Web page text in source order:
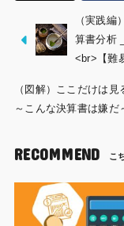
（実践
算書分析
<br>【
（図解）ここだけは
～こんな決算書は嫌
RECOMMEND